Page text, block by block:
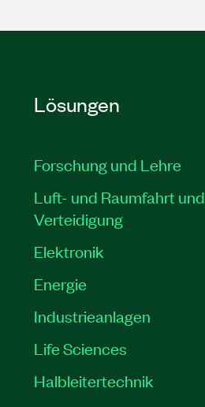
Lösungen
Forschung und Lehre
Luft- und Raumfahrt und
Verteidigung
Elektronik
Energie
Industrieanlagen
Life Sciences
Halbleitertechnik